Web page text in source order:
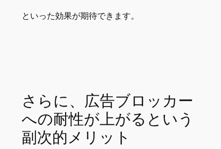
といった効果が期待できます。
さらに、広告ブロッカー
への耐性が上がるという
副次的メリット